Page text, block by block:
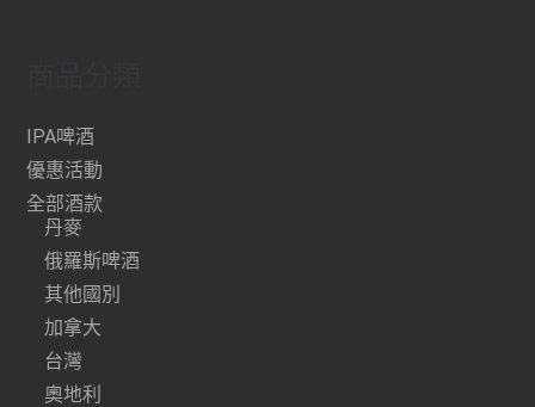
IPA啤酒
優惠活動
全部酒款
丹麥
俄羅斯啤酒
其他國別
加拿大
台灣
奧地利